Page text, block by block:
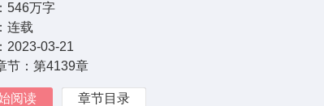
546万字
连载
2023-03-21
节： 第4139章
阅读 章节目录